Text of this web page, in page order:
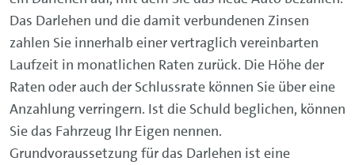
Das Darlehen und die damit verbundenen Zinsen
zahlen Sie innerhalb einer vertraglich vereinbarten
Laufzeit in monatlichen Raten zurück. Die Höhe der
Raten oder auch der Schlussrate können Sie über eine
Anzahlung verringern. Ist die Schuld beglichen, können
Sie das Fahrzeug Ihr Eigen nennen.
Grundvoraussetzung für das Darlehen ist eine